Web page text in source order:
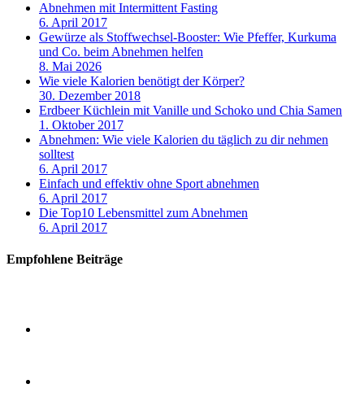
Abnehmen mit Intermittent Fasting
6. April 2017
Gewürze als Stoffwechsel-Booster: Wie Pfeffer, Kurkuma
und Co. beim Abnehmen helfen
8. Mai 2026
Wie viele Kalorien benötigt der Körper?
30. Dezember 2018
Erdbeer Küchlein mit Vanille und Schoko und Chia Samen
1. Oktober 2017
Abnehmen: Wie viele Kalorien du täglich zu dir nehmen
solltest
6. April 2017
Einfach und effektiv ohne Sport abnehmen
6. April 2017
Die Top10 Lebensmittel zum Abnehmen
6. April 2017
Empfohlene Beiträge